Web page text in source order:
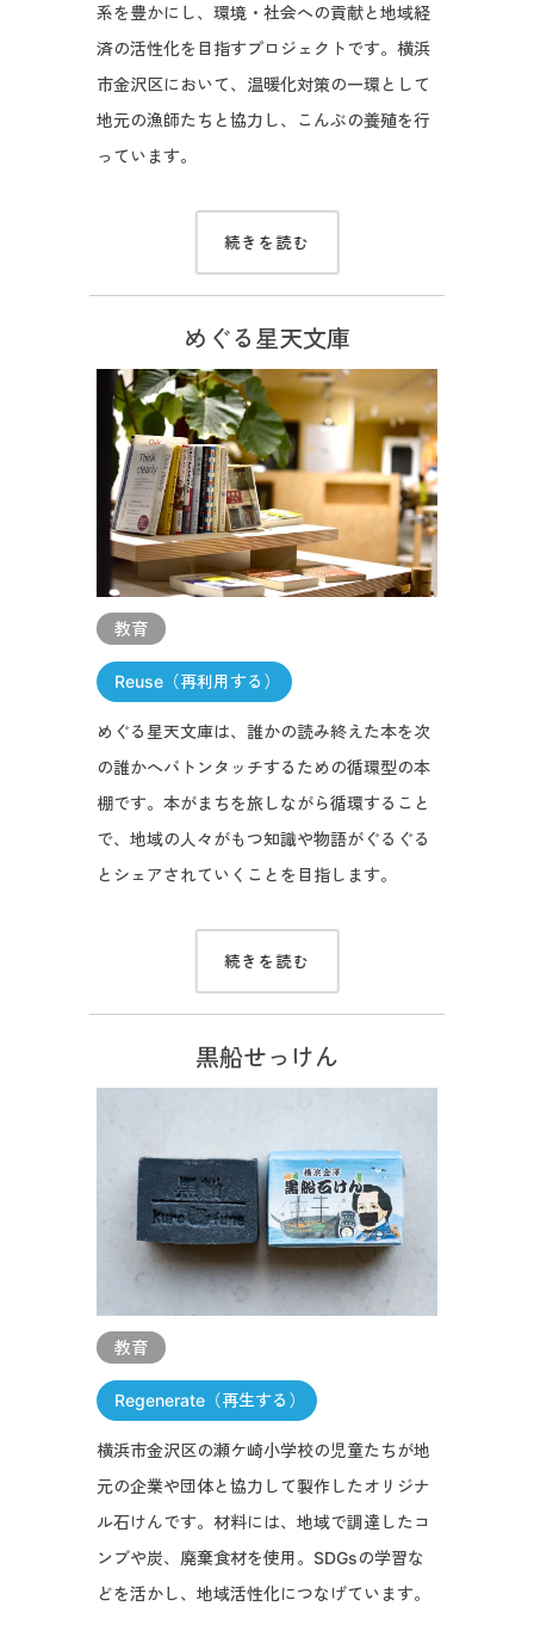
系を豊かにし、環境・社会への貢献と地域経
済の活性化を目指すプロジェクトです。横浜
市金沢区において、温暖化対策の一環として
地元の漁師たちと協力し、こんぶの養殖を行
っています。
続きを読む
めぐる星天文庫
教育
Reuse（再利用する）
めぐる星天文庫は、誰かの読み終えた本を次
の誰かへバトンタッチするための循環型の本
棚です。本がまちを旅しながら循環すること
で、地域の人々がもつ知識や物語がぐるぐる
とシェアされていくことを目指します。
続きを読む
黒船せっけん
教育
Regenerate（再生する）
横浜市金沢区の瀬ケ崎小学校の児童たちが地
元の企業や団体と協力して製作したオリジナ
ル石けんです。材料には、地域で調達したコ
ンブや炭、廃棄食材を使用。SDGsの学習な
どを活かし、地域活性化につなげています。